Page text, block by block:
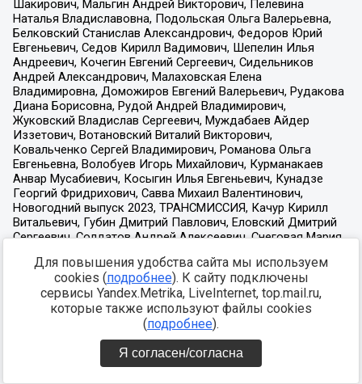
Для повышения удобства сайта мы используем
cookies (подробнее). К сайту подключены
сервисы Yandex.Metrika, LiveInternet, top.mail.ru,
которые также используют файлы cookies
(подробнее).
Я согласен/согласна